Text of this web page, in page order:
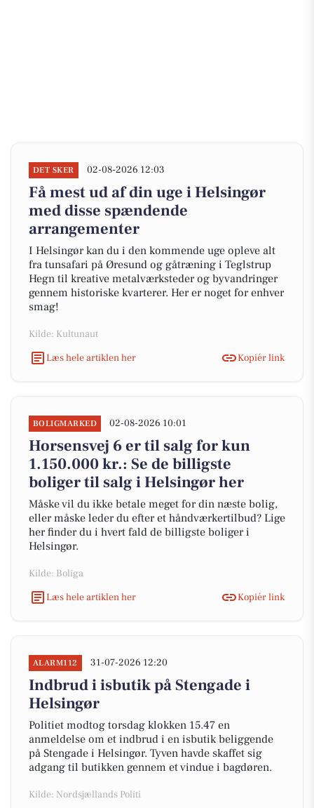
DET SKER 02-08-2026 12:03
Få mest ud af din uge i Helsingør
med disse spændende
arrangementer
I Helsingør kan du i den kommende uge opleve alt
fra tunsafari på Øresund og gåtræning i Teglstrup
Hegn til kreative metalværksteder og byvandringer
gennem historiske kvarterer. Her er noget for enhver
smag!
Kilde: Kultunaut
Læs hele artiklen her
Kopiér link
BOLIGMARKED 02-08-2026 10:01
Horsensvej 6 er til salg for kun
1.150.000 kr.: Se de billigste
boliger til salg i Helsingør her
Måske vil du ikke betale meget for din næste bolig,
eller måske leder du efter et håndværkertilbud? Lige
her finder du i hvert fald de billigste boliger i
Helsingør.
Kilde: Boliga
Læs hele artiklen her
Kopiér link
ALARM112 31-07-2026 12:20
Indbrud i isbutik på Stengade i
Helsingør
Politiet modtog torsdag klokken 15.47 en
anmeldelse om et indbrud i en isbutik beliggende
på Stengade i Helsingør. Tyven havde skaffet sig
adgang til butikken gennem et vindue i bagdøren.
Kilde: Nordsjællands Politi